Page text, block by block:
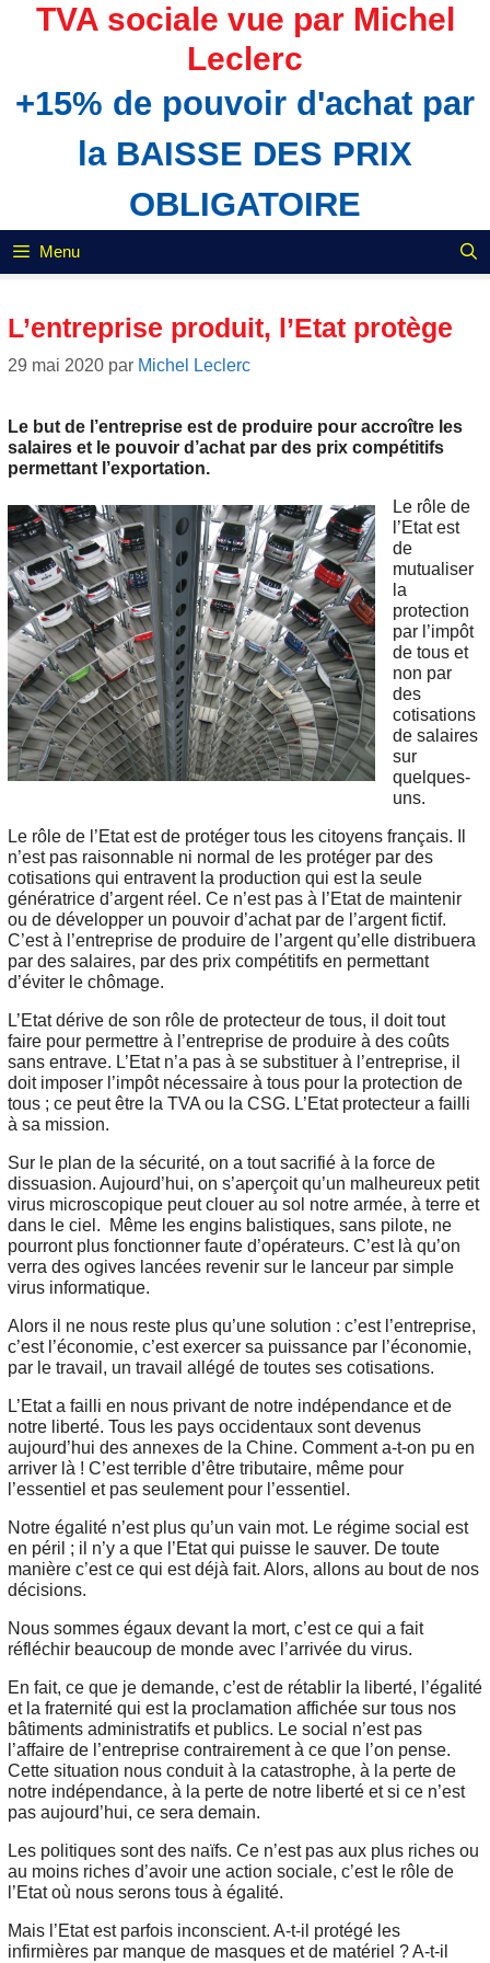
TVA sociale vue par Michel
Leclerc
+15% de pouvoir d'achat par
la BAISSE DES PRIX
OBLIGATOIRE
Menu
L’entreprise produit, l’Etat protège
29 mai 2020 par Michel Leclerc
Le but de l’entreprise est de produire pour accroître les
salaires et le pouvoir d’achat par des prix compétitifs
permettant l’exportation.
Le rôle de
l’Etat est
de
mutualiser
la
protection
par l’impôt
de tous et
non par
des
cotisations
de salaires
sur
quelques-
uns.
Le rôle de l’Etat est de protéger tous les citoyens français. Il
n’est pas raisonnable ni normal de les protéger par des
cotisations qui entravent la production qui est la seule
génératrice d’argent réel. Ce n’est pas à l’Etat de maintenir
ou de développer un pouvoir d’achat par de l’argent fictif.
C’est à l’entreprise de produire de l’argent qu’elle distribuera
par des salaires, par des prix compétitifs en permettant
d’éviter le chômage.
L’Etat dérive de son rôle de protecteur de tous, il doit tout
faire pour permettre à l’entreprise de produire à des coûts
sans entrave. L’Etat n’a pas à se substituer à l’entreprise, il
doit imposer l’impôt nécessaire à tous pour la protection de
tous ; ce peut être la TVA ou la CSG. L’Etat protecteur a failli
à sa mission.
Sur le plan de la sécurité, on a tout sacrifié à la force de
dissuasion. Aujourd’hui, on s’aperçoit qu’un malheureux petit
virus microscopique peut clouer au sol notre armée, à terre et
dans le ciel. Même les engins balistiques, sans pilote, ne
pourront plus fonctionner faute d’opérateurs. C’est là qu’on
verra des ogives lancées revenir sur le lanceur par simple
virus informatique.
Alors il ne nous reste plus qu’une solution : c’est l’entreprise,
c’est l’économie, c’est exercer sa puissance par l’économie,
par le travail, un travail allégé de toutes ses cotisations.
L’Etat a failli en nous privant de notre indépendance et de
notre liberté. Tous les pays occidentaux sont devenus
aujourd’hui des annexes de la Chine. Comment a-t-on pu en
arriver là ! C’est terrible d’être tributaire, même pour
l’essentiel et pas seulement pour l’essentiel.
Notre égalité n’est plus qu’un vain mot. Le régime social est
en péril ; il n’y a que l’Etat qui puisse le sauver. De toute
manière c’est ce qui est déjà fait. Alors, allons au bout de nos
décisions.
Nous sommes égaux devant la mort, c’est ce qui a fait
réfléchir beaucoup de monde avec l’arrivée du virus.
En fait, ce que je demande, c’est de rétablir la liberté, l’égalité
et la fraternité qui est la proclamation affichée sur tous nos
bâtiments administratifs et publics. Le social n’est pas
l’affaire de l’entreprise contrairement à ce que l’on pense.
Cette situation nous conduit à la catastrophe, à la perte de
notre indépendance, à la perte de notre liberté et si ce n’est
pas aujourd’hui, ce sera demain.
Les politiques sont des naïfs. Ce n’est pas aux plus riches ou
au moins riches d’avoir une action sociale, c’est le rôle de
l’Etat où nous serons tous à égalité.
Mais l’Etat est parfois inconscient. A-t-il protégé les
infirmières par manque de masques et de matériel ? A-t-il